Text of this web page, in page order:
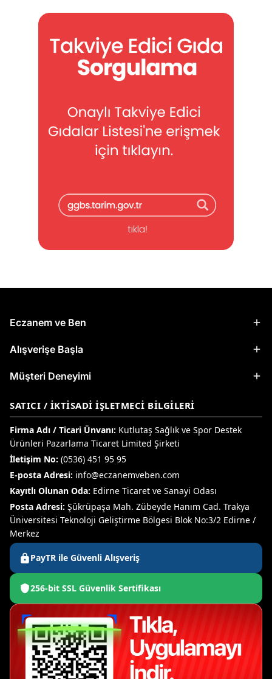
Eczanem ve Ben
Alışverişe Başla
Müşteri Deneyimi
SATICI / İKTISADI İŞLETMECI BILGILERI
Firma Adı / Ticari Ünvanı: Kutlutaş Sağlık ve Spor Destek
Ürünleri Pazarlama Ticaret Limited Şirketi
İletişim No: (0536) 451 95 95
E-posta Adresi: info@eczanemveben.com
Kayıtlı Olunan Oda: Edirne Ticaret ve Sanayi Odası
Posta Adresi: Şükrüpaşa Mah. Zübeyde Hanım Cad. Trakya
Üniversitesi Teknoloji Geliştirme Bölgesi Blok No:3/2 Edirne /
Merkez
PayTR ile Güvenli Alışveriş
256-bit SSL Güvenlik Sertifikası